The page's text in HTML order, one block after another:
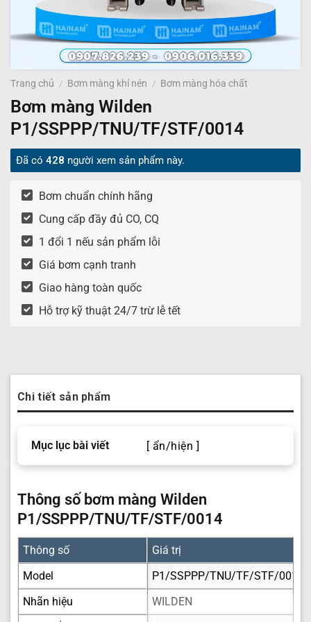
Trang chủ / Bơm màng khí nén / Bơm màng hóa chất
Bơm màng Wilden
P1/SSPPP/TNU/TF/STF/0014
Đã có 428 người xem sản phẩm này.
Bơm chuẩn chính hãng
Cung cấp đầy đủ CO, CQ
1 đổi 1 nếu sản phẩm lỗi
Giá bơm cạnh tranh
Giao hàng toàn quốc
Hỗ trợ kỹ thuật 24/7 trừ lễ tết
Chi tiết sản phẩm
Mục lục bài viết [ ẩn/hiện ]
Thông số bơm màng Wilden
P1/SSPPP/TNU/TF/STF/0014
Thông số
Giá trị
Model
P1/SSPPP/TNU/TF/STF/0014
Nhãn hiệu
WILDEN